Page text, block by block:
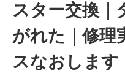
スター交換｜
がれた｜修理
スなおします